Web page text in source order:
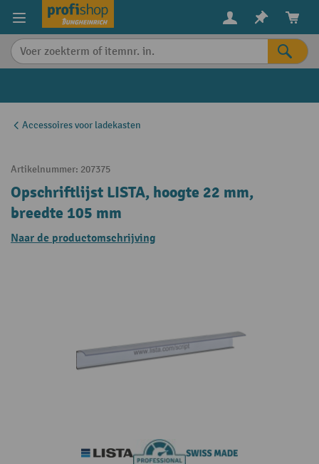
content
Accessoires voor ladekasten
Artikelnummer: 207375
Opschriftlijst LISTA, hoogte 22 mm,
breedte 105 mm
Naar de productomschrijving